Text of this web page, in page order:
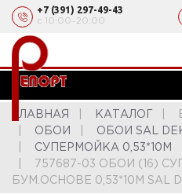
+7 (391) 297-49-43
с 10:00‒20:00
ГЛАВНАЯ КАТАЛОГ
ОБОИ
ОБОИ SAL
СУПЕРМОЙКА 0,53*10М
757687-03 ОБОИ (16)
БУМ.ОСНОВЕ 0,53*10М SAL